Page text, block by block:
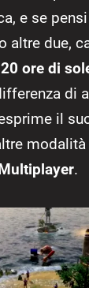
e se
altre due,
ore di
di
il
.